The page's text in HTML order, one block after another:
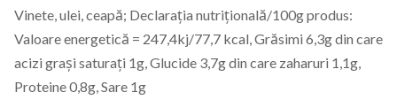
Vinete, ulei, ceapă; Declarația nutrițională/100g produs:
Valoare energetică = 247,4kj/77,7 kcal, Grăsimi 6,3g din care
acizi grași saturați 1g, Glucide 3,7g din care zaharuri 1,1g,
Proteine 0,8g, Sare 1g